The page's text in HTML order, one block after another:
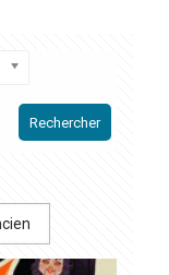
Rechercher